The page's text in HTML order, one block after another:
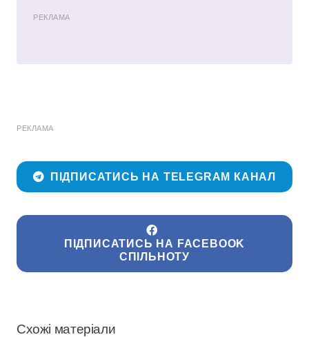
РЕКЛАМА
РЕКЛАМА
ПІДПИСАТИСЬ НА TELEGRAM КАНАЛ
ПІДПИСАТИСЬ НА FACEBOOK
СПІЛЬНОТУ
Схожі матеріали